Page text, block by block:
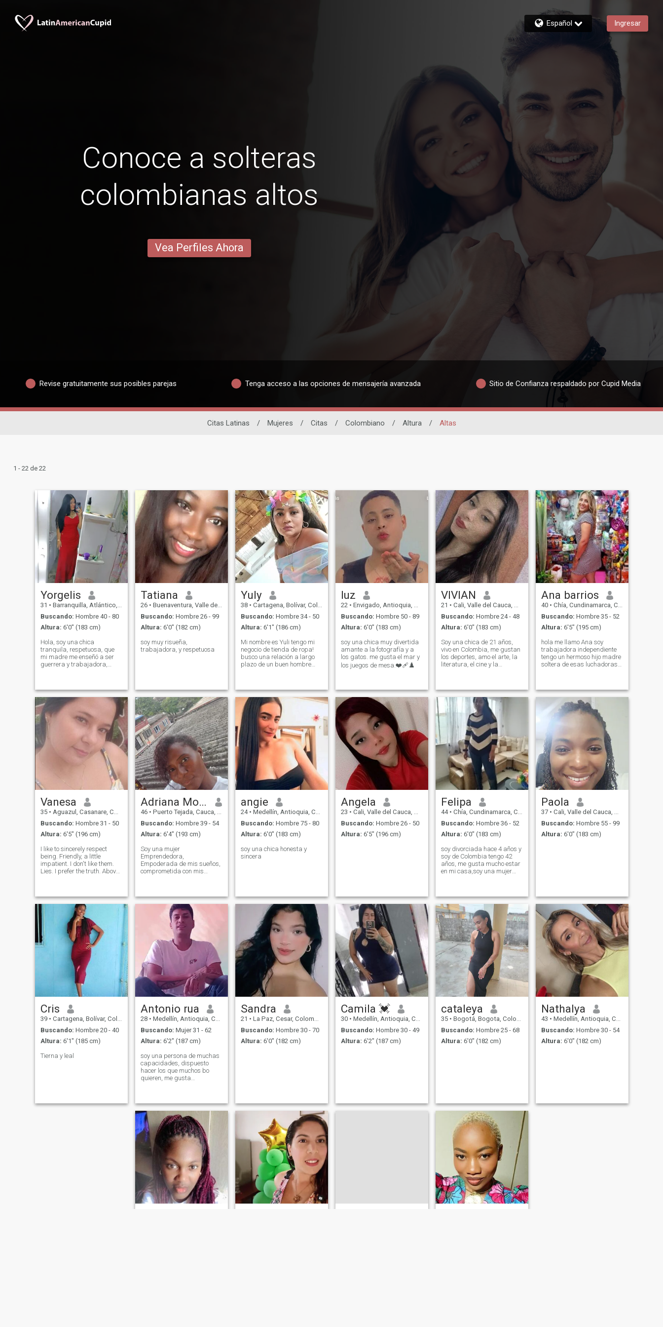
Español Ingresar
Conoce a solteras
colombianas altos
Vea Perfiles Ahora
Revise gratuitamente sus posibles parejas Tenga acceso a las opciones de mensajería avanzada Sitio de Confianza respaldado por Cupid Media
Citas Latinas / Mujeres / Citas / Colombiano / Altura / Altas
1 - 22 de 22
Yorgelis
31 • Barranquilla, Atlántico, Colombia
Buscando: Hombre 40 - 80
Altura: 6'0" (183 cm)
Hola, soy una chica
tranquila, respetuosa, que
mi madre me enseñó a ser
guerrera y trabajadora,
respete y me represente y me
cuide, odio las mentiras, y no
estoy en Busca de dinero de
ningún hombre, yo no pediré
dinero nunca. Me encuentro
en Venezuela pero tengo Visa
americana, Pero la app no
me deja modificar dónde
Tatiana
26 • Buenaventura, Valle del Cauca, Colombia
Buscando: Hombre 26 - 99
Altura: 6'0" (182 cm)
soy muy risueña,
trabajadora, y respetuosa
Yuly
38 • Cartagena, Bolívar, Colombia
Buscando: Hombre 34 - 50
Altura: 6'1" (186 cm)
Mi nombre es Yuli tengo mi
negocio de tienda de ropa!
busco una relación a largo
plazo de un buen hombre
luz
22 • Envigado, Antioquia, Colombia
Buscando: Hombre 50 - 89
Altura: 6'0" (183 cm)
soy una chica muy divertida
amante a la fotografía y a
los gatos. me gusta el mar y
los juegos de mesa.❤️‍🩹♟️
VIVIAN
21 • Cali, Valle del Cauca, Colombia
Buscando: Hombre 24 - 48
Altura: 6'0" (183 cm)
Soy una chica de 21 años,
vivo en Colombia, me gustan
los deportes, amo el arte, la
literatura, el cine y la
aprender siempre cosas
nuevas.
Ana barrios
40 • Chía, Cundinamarca, Colombia
Buscando: Hombre 35 - 52
Altura: 6'5" (195 cm)
hola me llamo Ana soy
trabajadora independiente
tengo un hermoso hijo madre
soltera de esas luchadoras
persona que sí quiera una
relación estable y que este
dispuesto aguantar mis
risas, mis virtudes y mis
defectos soy clara con las
personas por qué me gustan
que conmigo lo sean en fin
como toda colombiana y más
si es barranquillera como lo
soy yo
Vanesa
35 • Aguazul, Casanare, Colombia
Buscando: Hombre 31 - 50
Altura: 6'5" (196 cm)
I like to sincerely respect
being. Friendly, a little
impatient. I don't like them.
Lies. I prefer the truth. Above.
Adriana Molina Córdoba
46 • Puerto Tejada, Cauca, Colombia
Buscando: Hombre 39 - 54
Altura: 6'4" (193 cm)
Soy una mujer
Emprendedora,
Empoderada de mis sueños,
comprometida con mis
mejor de mi. Me encanta
compartir en familia, bailar,
cocinar y sobretodo dar a
ese Compañero lo mejor de
angie
24 • Medellín, Antioquia, Colombia
Buscando: Hombre 75 - 80
Altura: 6'0" (183 cm)
soy una chica honesta y
sincera
Angela
23 • Cali, Valle del Cauca, Colombia
Buscando: Hombre 26 - 50
Altura: 6'5" (196 cm)
Felipa
44 • Chía, Cundinamarca, Colombia
Buscando: Hombre 36 - 52
Altura: 6'0" (183 cm)
soy divorciada hace 4 años y
soy de Colombia tengo 42
años, me gusta mucho estar
en mi casa,soy una mujer
Paola
37 • Cali, Valle del Cauca, Colombia
Buscando: Hombre 55 - 99
Altura: 6'0" (183 cm)
Cris
39 • Cartagena, Bolívar, Colombia
Buscando: Hombre 20 - 40
Altura: 6'1" (185 cm)
Tierna y leal
Antonio rua
28 • Medellín, Antioquia, Colombia
Buscando: Mujer 31 - 62
Altura: 6'2" (187 cm)
soy una persona de muchas
capacidades, dispuesto
hacer los que muchos bo
quieren, me gusta
sonreír, leer, comer entre
muchas otras cosas
Sandra
21 • La Paz, Cesar, Colombia
Buscando: Hombre 30 - 70
Altura: 6'0" (182 cm)
Camila 💓
30 • Medellín, Antioquia, Colombia
Buscando: Hombre 30 - 49
Altura: 6'2" (187 cm)
cataleya
35 • Bogotá, Bogota, Colombia
Buscando: Hombre 25 - 68
Altura: 6'0" (182 cm)
Nathalya
43 • Medellín, Antioquia, Colombia
Buscando: Hombre 30 - 54
Altura: 6'0" (182 cm)